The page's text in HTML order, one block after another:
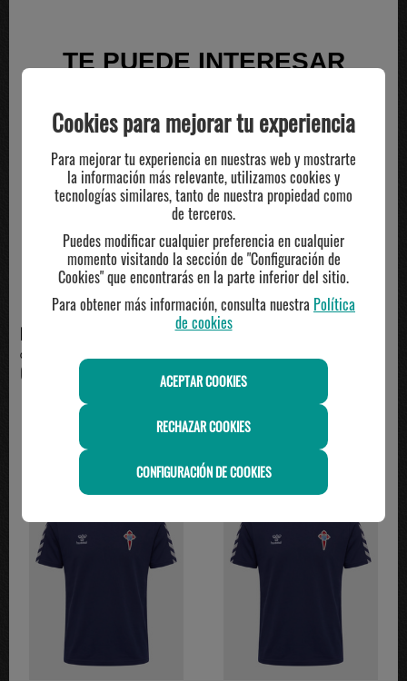
TE PUEDE INTERESAR
HUMMEL
chaqueta estadio celta 26/27
64.95€
HUMMEL
59.95€
Cookies para mejorar tu experiencia
Para mejorar tu experiencia en nuestras web y mostrarte
la información más relevante, utilizamos cookies y
tecnologías similares, tanto de nuestra propiedad como
de terceros.
Puedes modificar cualquier preferencia en cualquier
momento visitando la sección de "Configuración de
Cookies" que encontrarás en la parte inferior del sitio.
Para obtener más información, consulta nuestra Política
de cookies
ACEPTAR COOKIES
RECHAZAR COOKIES
CONFIGURACIÓN DE COOKIES